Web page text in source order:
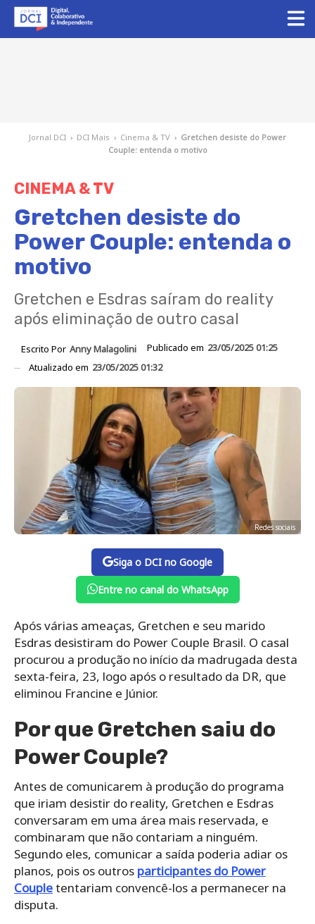
Jornal DCI › DCI Mais › Cinema & TV › Gretchen desiste do Power
Couple: entenda o motivo
CINEMA & TV
Gretchen desiste do
Power Couple: entenda o
motivo
Gretchen e Esdras saíram do reality
após eliminação de outro casal
Escrito Por Anny Malagolini Publicado em 23/05/2025 01:25
Atualizado em 23/05/2025 01:32
Redes sociais
Siga o DCI no Google
Entre no canal do WhatsApp
Após várias ameaças, Gretchen e seu marido
Esdras desistiram do Power Couple Brasil. O casal
procurou a produção no início da madrugada desta
sexta-feira, 23, logo após o resultado da DR, que
eliminou Francine e Júnior.
Por que Gretchen saiu do
Power Couple?
Antes de comunicarem à produção do programa
que iriam desistir do reality, Gretchen e Esdras
conversaram em uma área mais reservada, e
combinaram que não contariam a ninguém.
Segundo eles, comunicar a saída poderia adiar os
planos, pois os outros participantes do Power
Coupletentariam convencê-los a permanecer na
disputa.